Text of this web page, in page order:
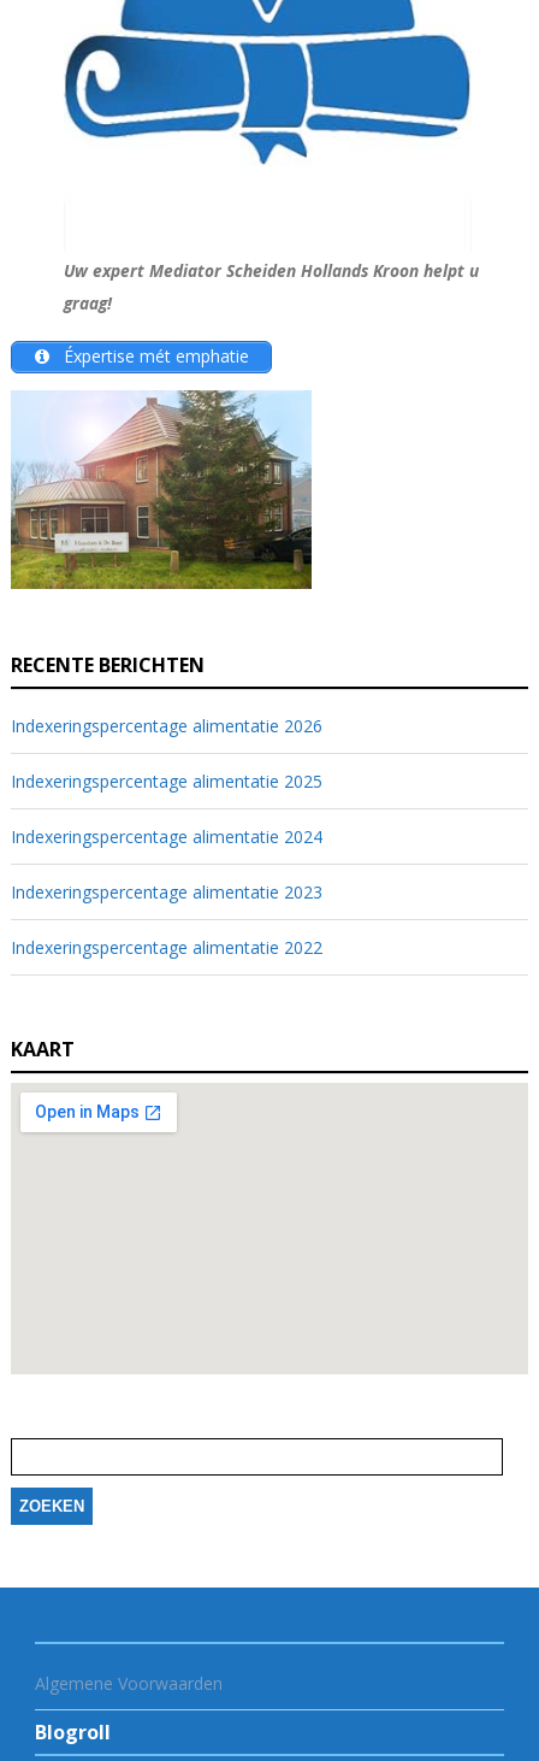
Uw expert Mediator Scheiden Hollands Kroon helpt u
graag!
Éxpertise mét emphatie
RECENTE BERICHTEN
Indexeringspercentage alimentatie 2026
Indexeringspercentage alimentatie 2025
Indexeringspercentage alimentatie 2024
Indexeringspercentage alimentatie 2023
Indexeringspercentage alimentatie 2022
KAART
naar:
Algemene Voorwaarden
Blogroll